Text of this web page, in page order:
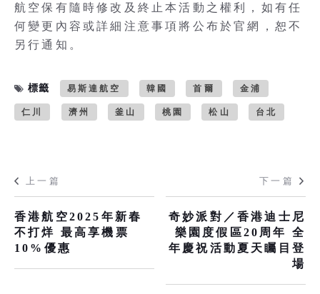
航空保有隨時修改及終止本活動之權利，如有任
何變更內容或詳細注意事項將公布於官網，恕不
另行通知。
標籤 易斯達航空 韓國 首爾 金浦
仁川 濟州 釜山 桃園 松山 台北
上一篇
香港航空2025年新春
不打烊 最高享機票
10%優惠
下一篇
奇妙派對／香港迪士尼
樂園度假區20周年 全
年慶祝活動夏天矚目登
場